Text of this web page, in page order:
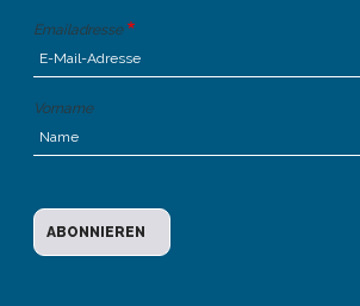
Emailadresse
Vorname